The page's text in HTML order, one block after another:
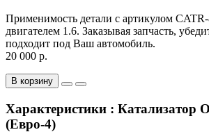
Применимость детали с артикулом
двигателем 1.6. Заказывая запчасть,
подходит под Ваш автомобиль.
20 000 р.
В корзину
Характеристики : Катализатор
(Евро-4)